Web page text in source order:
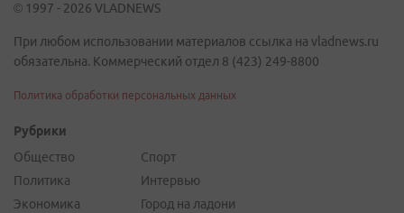
© 1997 - 2026 VLADNEWS
При любом использовании материалов ссылка на vladnews.ru
обязательна. Коммерческий отдел 8 (423) 249-8800
Политика обработки персональных данных
Рубрики
Общество
Политика
Экономика
Спорт
Интервью
Город на ладони